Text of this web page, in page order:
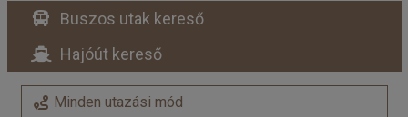
Buszos utak kereső
Hajóút kereső